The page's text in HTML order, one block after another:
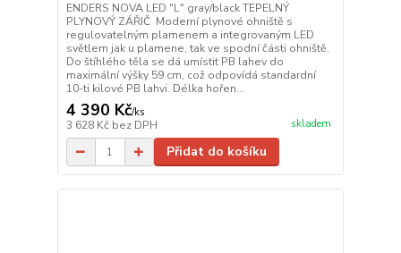
ENDERS NOVA LED "L" gray/black TEPELNÝ
PLYNOVÝ ZÁŘIČ Moderní plynové ohniště s
regulovatelným plamenem a integrovaným LED
světlem jak u plamene, tak ve spodní části ohniště.
Do štíhlého těla se dá umístit PB lahev do
maximální výšky 59 cm, což odpovídá standardní
10-ti kilové PB lahvi. Délka hořen...
4 390 Kč/ks
3 628 Kč bez DPH skladem
Přidat do košíku